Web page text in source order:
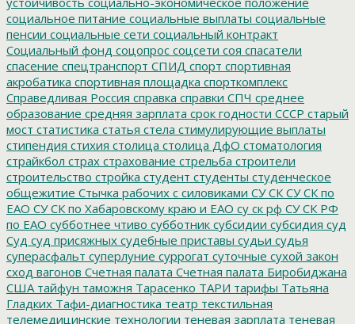
социальное питание социальные выплаты социальные
пенсии социальные сети социальный контракт
Социальный фонд соцопрос соцсети соя спасатели
спасение спецтранспорт СПИД спорт спортивная
акробатика спортивная площадка спорткомплекс
Справедливая Россия справка справки СПЧ среднее
образование средняя зарплата срок годности СССР старый
мост статистика статья стела стимулирующие выплаты
стипендия стихия столица столица ДфО стоматология
страйкбол страх страхование стрельба строители
строительство стройка студент студенты студенческое
общежитие Стычка рабочих с силовиками СУ СК СУ СК по
ЕАО СУ СК по Хабаровскому краю и ЕАО су ск рф СУ СК РФ
по ЕАО субботнее чтиво субботник субсидии субсидия суд
Суд суд присяжных судебные приставы судьи судья
суперасфальт суперлуние суррогат суточные сухой закон
сход вагонов Счетная палата Счетная палата Биробиджана
США тайфун таможня Тарасенко ТАРИ тарифы Татьяна
Гладких Тафи-диагностика театр текстильная
телемедицинские технологии теневая зарплата теневая